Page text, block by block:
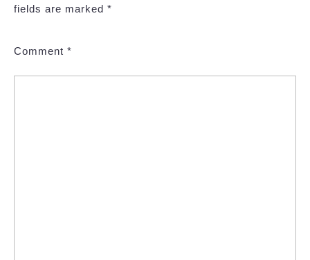
fields are marked *
Comment *